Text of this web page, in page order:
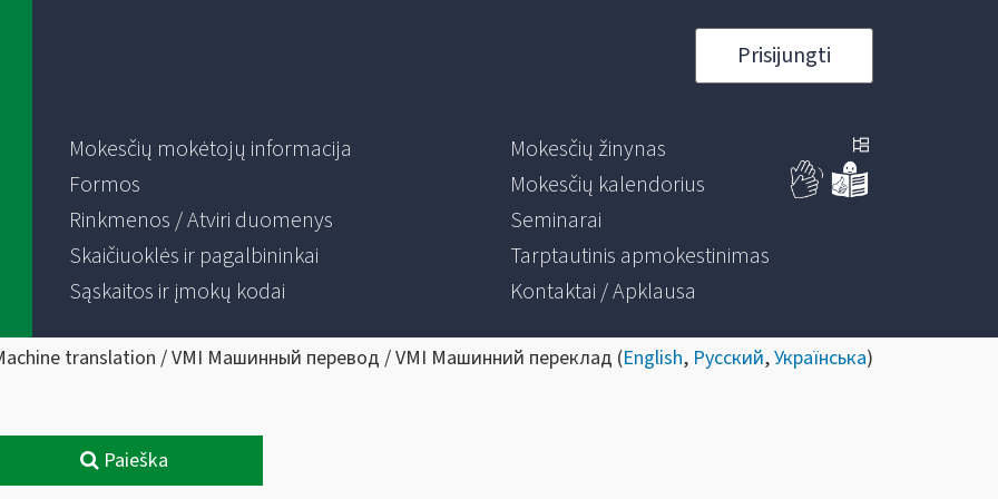
Prisijungti
Mokesčių mokėtojų informacija
Formos
Rinkmenos / Atviri duomenys
Skaičiuoklės ir pagalbininkai
Sąskaitos ir įmokų kodai
Mokesčių žinynas
Mokesčių kalendorius
Seminarai
Tarptautinis apmokestinimas
Kontaktai / Apklausa
translation / VMI Машинный перевод / VMI Машинний переклад (English, Русский,Українська)
Paieška